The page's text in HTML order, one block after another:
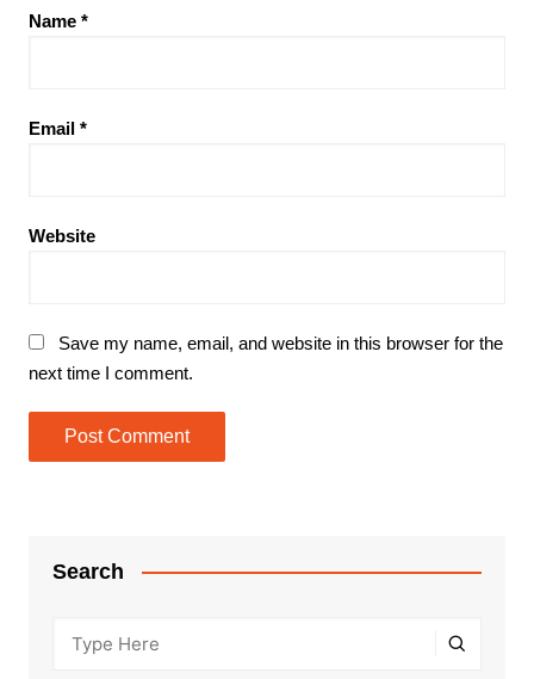
Name *
Email *
Website
Save my name, email, and website in this browser for the
next time I comment.
Search